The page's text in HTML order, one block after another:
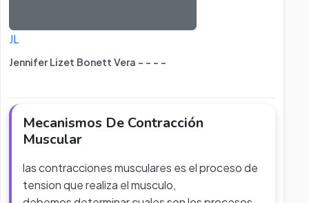
JL
Jennifer Lizet Bonett Vera - - - -
Mecanismos De Contracción
Muscular
las contracciones musculares es el proceso de
tension que realiza el musculo,